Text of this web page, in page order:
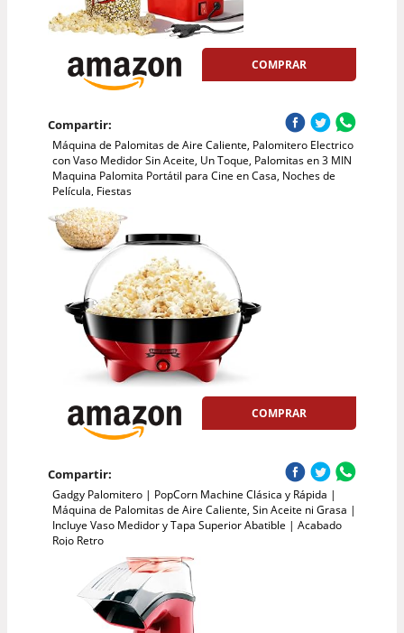
COMPRAR
Compartir:
Máquina de Palomitas de Aire Caliente, Palomitero Electrico
con Vaso Medidor Sin Aceite, Un Toque, Palomitas en 3 MIN
Maquina Palomita Portátil para Cine en Casa, Noches de
Película, Fiestas
COMPRAR
Compartir:
Gadgy Palomitero | PopCorn Machine Clásica y Rápida |
Máquina de Palomitas de Aire Caliente, Sin Aceite ni Grasa |
Incluye Vaso Medidor y Tapa Superior Abatible | Acabado
Rojo Retro